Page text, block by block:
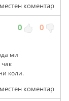
коментар
0 0
ми
коли.
коментар